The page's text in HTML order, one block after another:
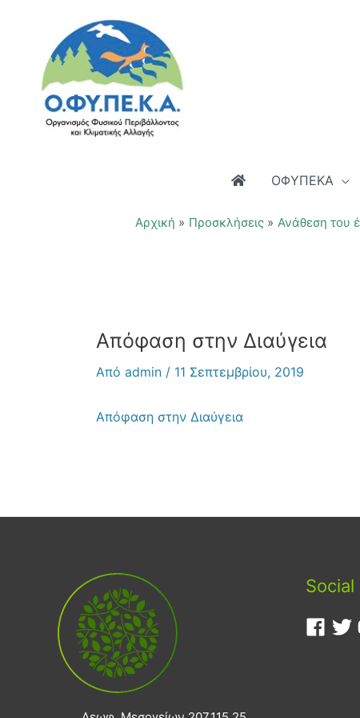
περιεχόμενο
ΟΦΥΠΕΚΑ
Αρχική Προσκλήσεις Ανάθεση του
Απόφαση στην Διαύγεια
Από admin / 11 Σεπτεμβρίου, 2019
Απόφαση στην Διαύγεια